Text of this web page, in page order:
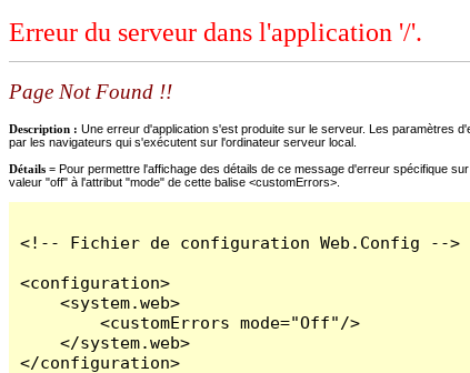
Erreur du serveur dans l'application '/'.
Page Not Found !!
Description : Une erreur d'application s'est produite sur le serveur. Les paramètres
par les navigateurs qui s'exécutent sur l'ordinateur serveur local.
Détails = Pour permettre l'affichage des détails de ce message d'erreur spécifique
valeur "off" à l'attribut "mode" de cette balise <customErrors>.
<!-- Fichier de configuration Web.Config -->
<configuration>
    <system.web>
        <customErrors mode="Off"/>
    </system.web>
</configuration>